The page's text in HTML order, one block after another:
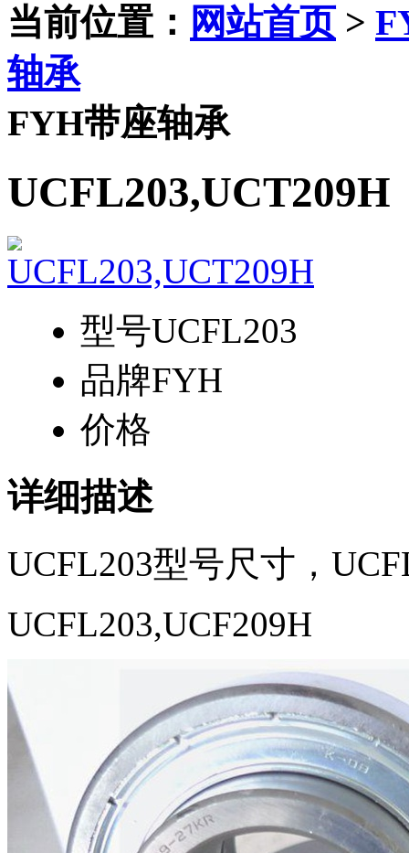
当前位置： 网站首页>
轴承
FYH带座轴承
UCFL203,UCT209H
型号UCFL203
品牌FYH
价格
详细描述
UCFL203型号尺寸，
UCFL203,UCF209H